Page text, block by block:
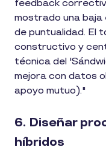
feedback
mostrado una baja
de puntualidad. El
constructivo y
técnica del
mejora con datos
apoyo mutuo)."
6. Diseñar
híbridos